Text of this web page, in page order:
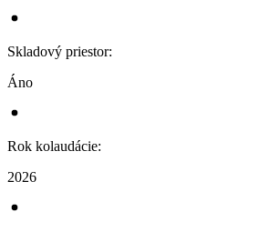
Skladový priestor:
Áno
Rok kolaudácie:
2026